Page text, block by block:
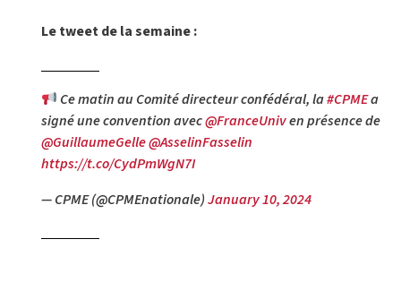
Le tweet de la semaine :
Ce matin au Comité directeur confédéral, la#CPMEa
signé une convention avec@FranceUniven présence de
@GuillaumeGelle@AsselinFasselin
https://t.co/CydPmWgN7I
— CPME (@CPMEnationale)January 10, 2024